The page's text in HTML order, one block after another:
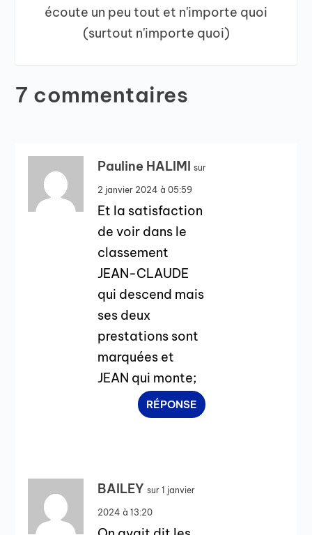
écoute un peu tout et n'importe quoi
(surtout n'importe quoi)
7 commentaires
Pauline HALIMI sur
2 janvier 2024 à 05:59
Et la satisfaction
de voir dans le
classement
JEAN-CLAUDE
qui descend mais
ses deux
prestations sont
marquées et
JEAN qui monte;
RÉPONSE
BAILEY sur 1 janvier
2024 à 13:20